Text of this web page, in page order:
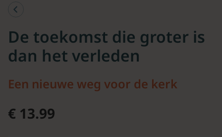
De toekomst die groter is
dan het verleden
Een nieuwe weg voor de kerk
€ 13.99